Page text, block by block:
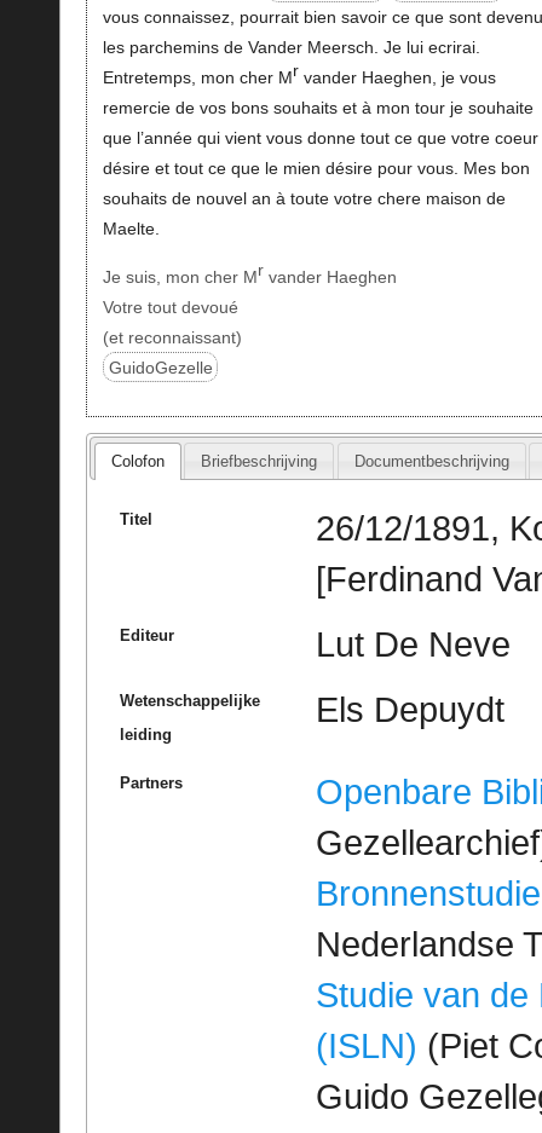
vous connaissez, pourrait bien savoir ce que sont
les parchemins de Vander Meersch. Je lui ecrirai.
Entretemps, mon cher Mr vander Haeghen, je vous
remercie de vos bons souhaits et à mon tour je souhaite
que l’année qui vient vous donne tout ce que votre coeur
désire et tout ce que le mien désire pour vous. Mes bon
souhaits de nouvel an à toute votre chere maison de
Maelte.
Je suis, mon cher Mr vander Haeghen
Votre tout devoué
(et reconnaissant)
GuidoGezelle
Colofon Briefbeschrijving Documentbeschrijving
Titel
26/12/1891,
[Ferdinand
Editeur Lut De Neve
Wetenschappelijke
leiding
Els Depuydt
Partners
Openbare
Bronnenstudie
Nederlandse
Studie van de
(ISLN) (Piet
Guido